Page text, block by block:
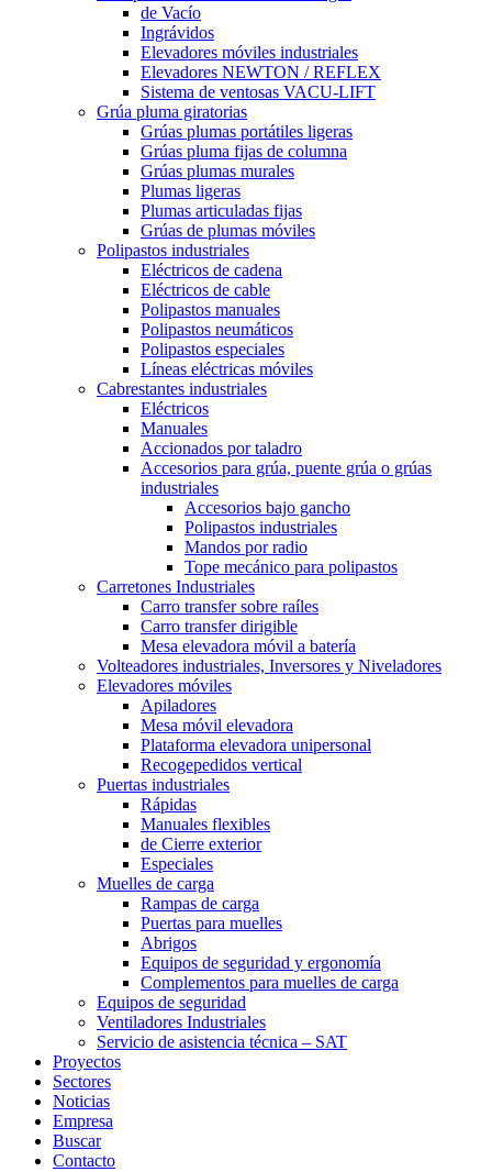
de Vacío
Ingrávidos
Elevadores móviles industriales
Elevadores NEWTON / REFLEX
Sistema de ventosas VACU-LIFT
Grúa pluma giratorias
Grúas plumas portátiles ligeras
Grúas pluma fijas de columna
Grúas plumas murales
Plumas ligeras
Plumas articuladas fijas
Grúas de plumas móviles
Polipastos industriales
Eléctricos de cadena
Eléctricos de cable
Polipastos manuales
Polipastos neumáticos
Polipastos especiales
Líneas eléctricas móviles
Cabrestantes industriales
Eléctricos
Manuales
Accionados por taladro
Accesorios para grúa, puente grúa o grúas
industriales
Accesorios bajo gancho
Polipastos industriales
Mandos por radio
Tope mecánico para polipastos
Carretones Industriales
Carro transfer sobre raíles
Carro transfer dirigible
Mesa elevadora móvil a batería
Volteadores industriales, Inversores y Niveladores
Elevadores móviles
Apiladores
Mesa móvil elevadora
Plataforma elevadora unipersonal
Recogepedidos vertical
Puertas industriales
Rápidas
Manuales flexibles
de Cierre exterior
Especiales
Muelles de carga
Rampas de carga
Puertas para muelles
Abrigos
Equipos de seguridad y ergonomía
Complementos para muelles de carga
Equipos de seguridad
Ventiladores Industriales
Servicio de asistencia técnica – SAT
Proyectos
Sectores
Noticias
Empresa
Buscar
Contacto